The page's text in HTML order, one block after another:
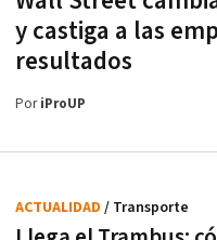
y castiga a las
resultados
PoriProUP
ACTUALIDAD / Transporte